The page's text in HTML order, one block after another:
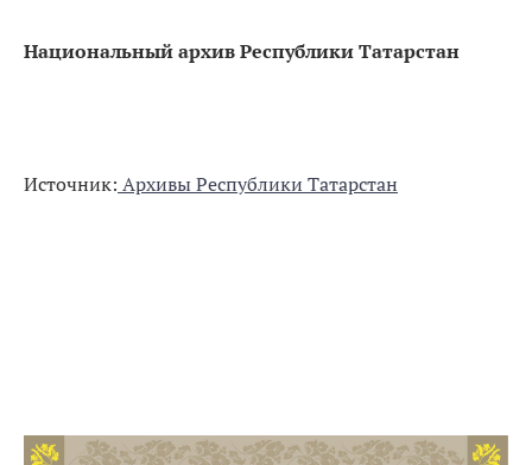
Национальный архив Республики Татарстан
Источник: Архивы Республики Татарстан